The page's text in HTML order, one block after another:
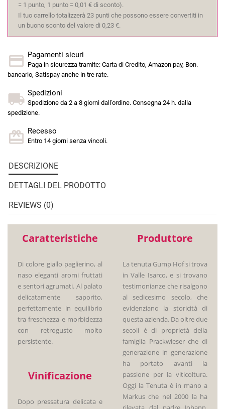
= 1 punto, 1 punto = 0,01 € di sconto).
Il tuo carrello totalizzerà 23 punti che possono essere convertiti in
un buono sconto del valore di 0,23 €.
Pagamenti sicuri
Paga in sicurezza tramite: Carta di Credito, Amazon pay, Bon.
bancario, Satispay anche in tre rate.
Spedizioni
Spedizione da 2 a 8 giorni dall'ordine. Consegna 24 h. dalla
spedizione.
Recesso
Entro 14 giorni senza vincoli.
DESCRIZIONE
DETTAGLI DEL PRODOTTO
REVIEWS (0)
Caratteristiche
Di colore giallo paglierino, al
naso eleganti aromi fruttati
e sentori agrumati. Al palato
delicatamente saporito,
perfettamente in equilibrio
tra freschezza e morbidezza
con retrogusto molto
persistente.
Vinificazione
Dopo pressatura delicata e
Produttore
La tenuta Gump Hof si trova
in Valle Isarco, e si trovano
testimonianze che risalgono
al sedicesimo secolo, che
evidenziano la storicità di
questa azienda. Da oltre due
secoli è di proprietà della
famiglia Prackwieser che di
generazione in generazione
ha portato avanti la
passione per la viticoltura.
Oggi la Tenuta è in mano a
Markus che nel 2000 la ha